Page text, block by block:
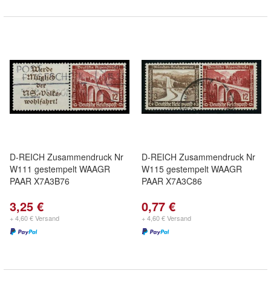
D-REICH Zusammendruck Nr
W111 gestempelt WAAGR
PAAR X7A3B76
3,25 €
+ 4,60 € Versand
D-REICH Zusammendruck Nr
W115 gestempelt WAAGR
PAAR X7A3C86
0,77 €
+ 4,60 € Versand